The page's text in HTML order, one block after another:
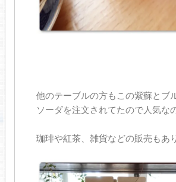
他のテーブルの方もこの紫蘇とブ
ソーダを注文されてたので人気な
珈琲や紅茶、雑貨などの販売もあ